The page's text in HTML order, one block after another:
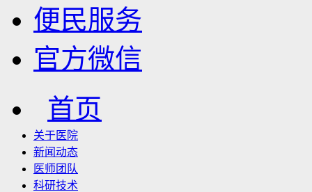
便民服务
官方微信
首页
关于医院
新闻动态
医师团队
科研技术